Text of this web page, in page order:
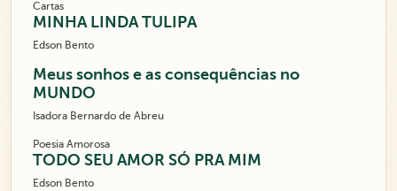
Cartas
MINHA LINDA TULIPA
Edson Bento
Meus sonhos e as consequências no
MUNDO
Isadora Bernardo de Abreu
Poesia Amorosa
TODO SEU AMOR SÓ PRA MIM
Edson Bento